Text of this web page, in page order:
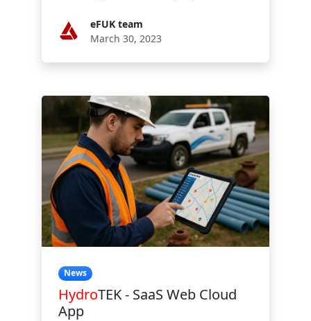
eFUK team
March 30, 2023
News
HydroTEK - SaaS Web Cloud
App